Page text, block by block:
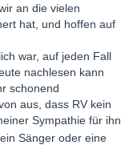
an die vielen
hat, und hoffen auf
war, auf jeden Fall
nachlesen kann
schonend
aus, dass RV kein
Sympathie für ihn
Sänger oder eine